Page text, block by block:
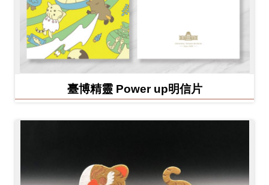
臺博精靈 Power up明信片